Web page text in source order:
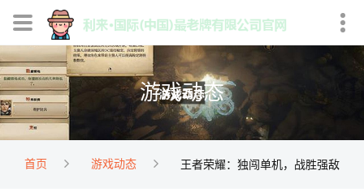
游戏动态
首页 游戏动态 王者荣耀：独闯单机，战胜强敌